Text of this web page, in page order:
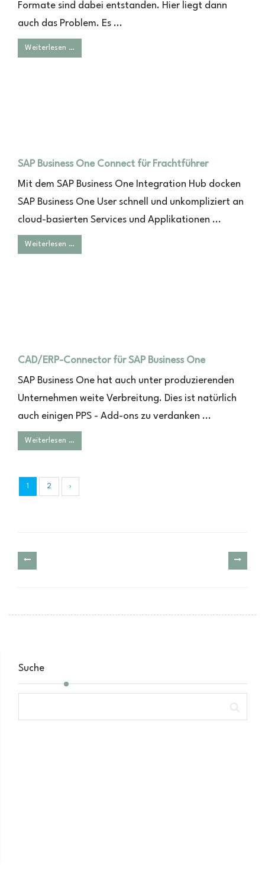
Formate sind dabei entstanden. Hier liegt dann
auch das Problem. Es ...
Weiterlesen …
SAP Business One Connect für Frachtführer
Mit dem SAP Business One Integration Hub docken
SAP Business One User schnell und unkompliziert an
cloud-basierten Services und Applikationen ...
Weiterlesen …
CAD/ERP-Connector für SAP Business One
SAP Business One hat auch unter produzierenden
Unternehmen weite Verbreitung. Dies ist natürlich
auch einigen PPS - Add-ons zu verdanken ...
Weiterlesen …
1 2 ›
Suche